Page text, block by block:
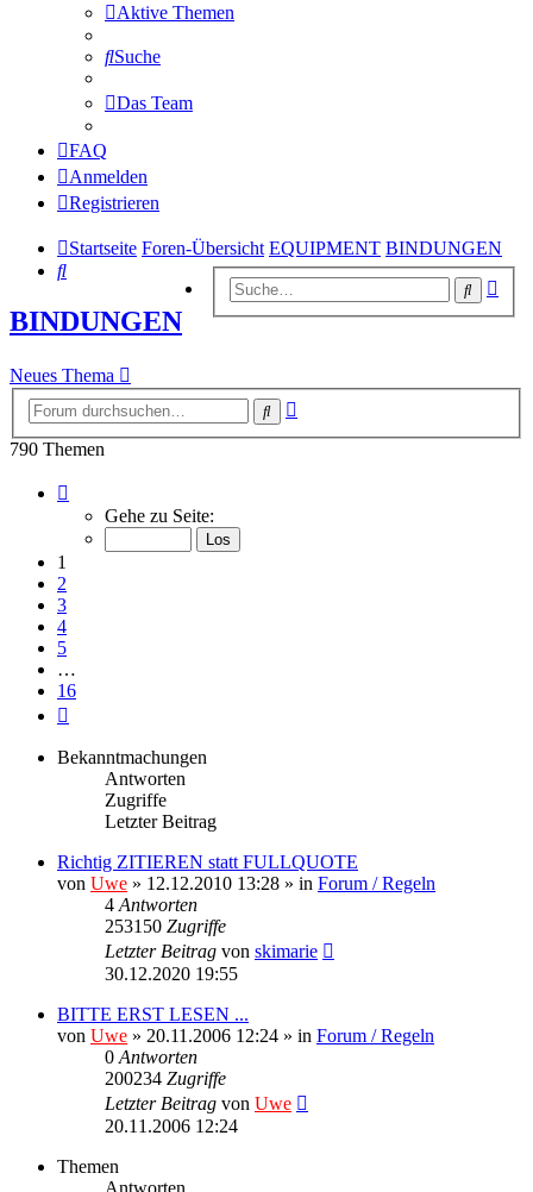
Aktive Themen
Suche
Das Team
FAQ
Anmelden
Registrieren
Startseite Foren-Übersicht EQUIPMENT BINDUNGEN
Suche
Suche
BINDUNGEN
Neues Thema
Suche
790 Themen
von
Gehe zu Seite:
1
2
3
4
5
…
16
Bekanntmachungen
Antworten
Zugriffe
Letzter Beitrag
Richtig ZITIEREN statt FULLQUOTE
von Uwe » 12.12.2010 13:28 » in Forum / Regeln
4 Antworten
253150 Zugriffe
Letzter Beitrag von skimarie
30.12.2020 19:55
BITTE ERST LESEN ...
von Uwe » 20.11.2006 12:24 » in Forum / Regeln
0 Antworten
200234 Zugriffe
Letzter Beitrag von Uwe
20.11.2006 12:24
Themen